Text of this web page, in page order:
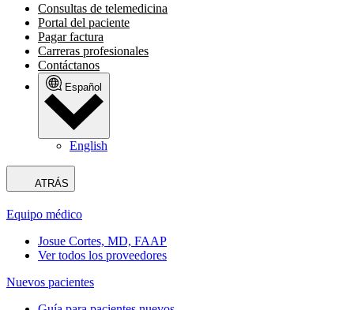
Consultas de telemedicina
Portal del paciente
Pagar factura
Carreras profesionales
Contáctanos
Español
English
ATRÁS
Equipo médico
Josue Cortes, MD, FAAP
Ver todos los proveedores
Nuevos pacientes